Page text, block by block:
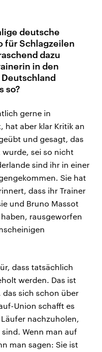
deutsche
für Schlagzeilen
dazu
in den
so?
gerne in
hat aber klar Kritik an
und gesagt, das
sei so nicht
sind ihr in einer
Sie hat
dass ihr Trainer
und Bruno Massot
rausgeworfen
dass tatsächlich
werden. Das ist
sich schon über
Union schafft es
nachzuholen,
Wenn man auf
man sagen: Sie ist